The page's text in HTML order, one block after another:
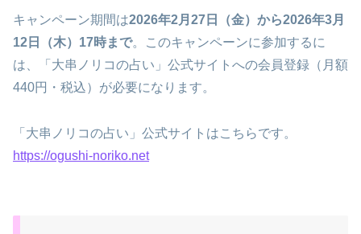
キャンペーン期間は2026年2月27日（金）から2026年3月
12日（木）17時まで。このキャンペーンに参加するに
は、「大串ノリコの占い」公式サイトへの会員登録（月額
440円・税込）が必要になります。
「大串ノリコの占い」公式サイトはこちらです。
https://ogushi-noriko.net